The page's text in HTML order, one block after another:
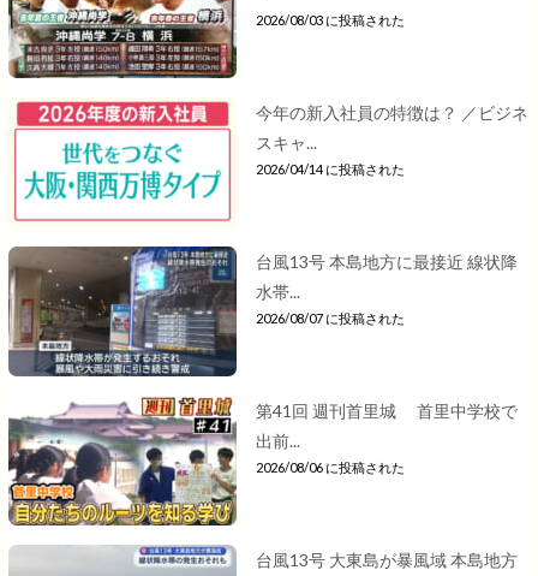
2026/08/03 に投稿された
今年の新入社員の特徴は？ ／ビジネ
スキャ...
2026/04/14 に投稿された
台風13号 本島地方に最接近 線状降
水帯...
2026/08/07 に投稿された
第41回 週刊首里城 首里中学校で
出前...
2026/08/06 に投稿された
台風13号 大東島が暴風域 本島地方